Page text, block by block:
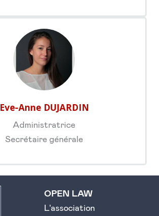
Eve-Anne DUJARDIN
Administratrice
Secrétaire générale
OPEN LAW
L'association